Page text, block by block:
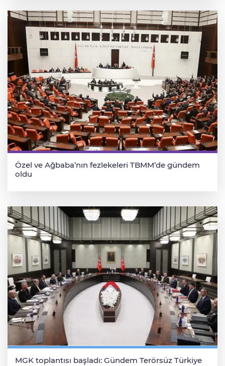
Özel ve Ağbaba’nın fezlekeleri TBMM’de gündem
oldu
MGK toplantısı başladı: Gündem Terörsüz Türkiye